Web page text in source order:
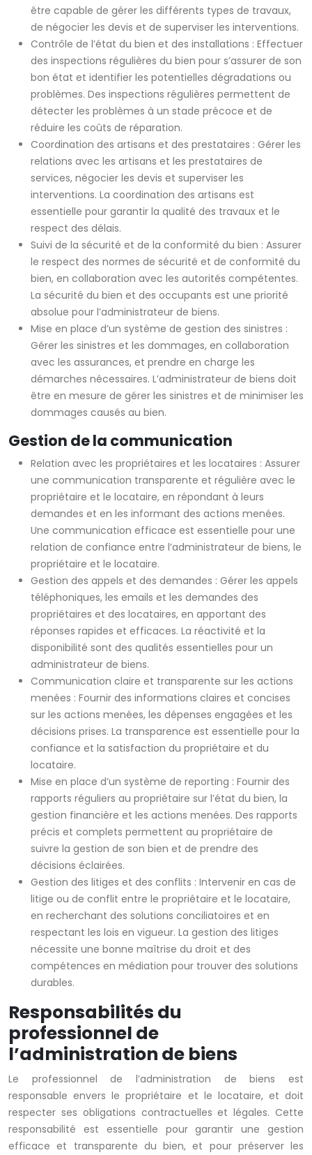
être capable de gérer les différents types de travaux,
de négocier les devis et de superviser les interventions.
Contrôle de l’état du bien et des installations : Effectuer
des inspections régulières du bien pour s’assurer de son
bon état et identifier les potentielles dégradations ou
problèmes. Des inspections régulières permettent de
détecter les problèmes à un stade précoce et de
réduire les coûts de réparation.
Coordination des artisans et des prestataires : Gérer les
relations avec les artisans et les prestataires de
services, négocier les devis et superviser les
interventions. La coordination des artisans est
essentielle pour garantir la qualité des travaux et le
respect des délais.
Suivi de la sécurité et de la conformité du bien : Assurer
le respect des normes de sécurité et de conformité du
bien, en collaboration avec les autorités compétentes.
La sécurité du bien et des occupants est une priorité
absolue pour l’administrateur de biens.
Mise en place d’un système de gestion des sinistres :
Gérer les sinistres et les dommages, en collaboration
avec les assurances, et prendre en charge les
démarches nécessaires. L’administrateur de biens doit
être en mesure de gérer les sinistres et de minimiser les
dommages causés au bien.
Gestion de la communication
Relation avec les propriétaires et les locataires : Assurer
une communication transparente et régulière avec le
propriétaire et le locataire, en répondant à leurs
demandes et en les informant des actions menées.
Une communication efficace est essentielle pour une
relation de confiance entre l’administrateur de biens, le
propriétaire et le locataire.
Gestion des appels et des demandes : Gérer les appels
téléphoniques, les emails et les demandes des
propriétaires et des locataires, en apportant des
réponses rapides et efficaces. La réactivité et la
disponibilité sont des qualités essentielles pour un
administrateur de biens.
Communication claire et transparente sur les actions
menées : Fournir des informations claires et concises
sur les actions menées, les dépenses engagées et les
décisions prises. La transparence est essentielle pour la
confiance et la satisfaction du propriétaire et du
locataire.
Mise en place d’un système de reporting : Fournir des
rapports réguliers au propriétaire sur l’état du bien, la
gestion financière et les actions menées. Des rapports
précis et complets permettent au propriétaire de
suivre la gestion de son bien et de prendre des
décisions éclairées.
Gestion des litiges et des conflits : Intervenir en cas de
litige ou de conflit entre le propriétaire et le locataire,
en recherchant des solutions conciliatoires et en
respectant les lois en vigueur. La gestion des litiges
nécessite une bonne maîtrise du droit et des
compétences en médiation pour trouver des solutions
durables.
Responsabilités du
professionnel de
l’administration de biens
Le professionnel de l’administration de biens est
responsable envers le propriétaire et le locataire, et doit
respecter ses obligations contractuelles et légales. Cette
responsabilité est essentielle pour garantir une gestion
efficace et transparente du bien, et pour préserver les